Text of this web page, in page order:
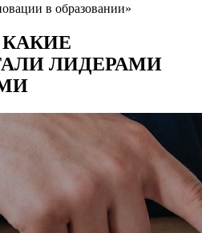
в образовании»
ЛИДЕРАМИ